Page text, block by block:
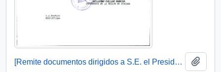
[Remite documentos dirigidos a S.E. el Presidente de la República]